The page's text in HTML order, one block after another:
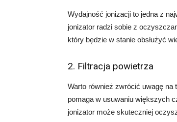
Wydajność jonizacji to jedna z
jonizator radzi sobie z
który będzie w stanie obsłużyć
2. Filtracja powietrza
Warto również zwrócić uwagę
pomaga w usuwaniu większych
jonizator może skuteczniej